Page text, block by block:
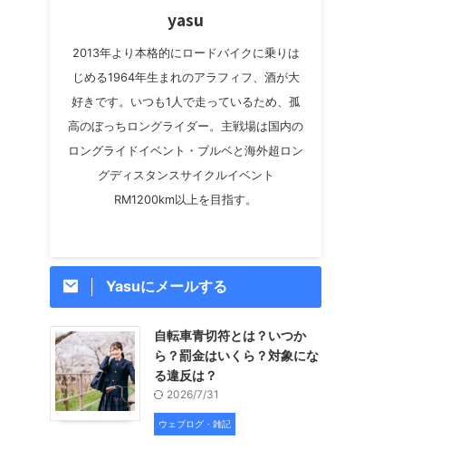
yasu
2013年より本格的にロードバイクに乗りは
じめる1964年生まれのアラフィフ、酒が大
好きです。いつも1人で走っているため、孤
高のぼっちロングライダー。主戦場は国内の
ロングライドイベント・ブルベと海外超ロン
グディスタンスサイクルイベント
RM1200km以上を目指す。
Yasuにメールする
自転車青切符とは？いつか
ら？罰金はいくら？対象にな
る違反は？
2026/7/31
ウェブログ・雑記